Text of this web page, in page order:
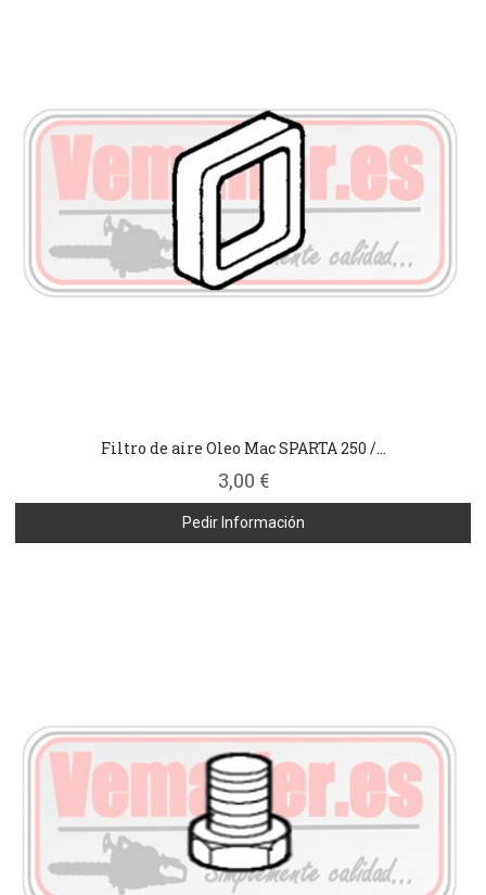
Filtro de aire Oleo Mac SPARTA 250 /...
3,00 €
Pedir Información